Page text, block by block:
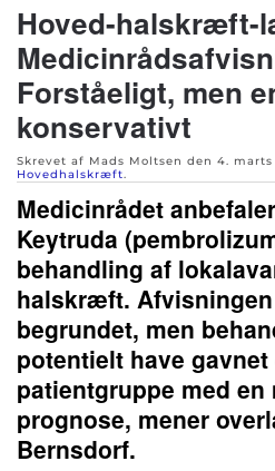
Hoved-halskræft-
Forståeligt, men
konservativt
Skrevet af Mads Moltsen den 4. marts
Hovedhalskræft.
Medicinrådet
Keytruda
behandling af
halskræft.
begrundet, men
potentielt have
patientgruppe med en
prognose, mener
Bernsdorf.